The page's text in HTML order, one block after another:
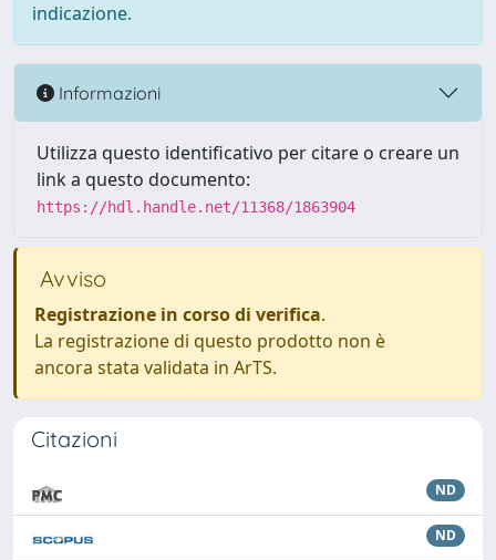
indicazione.
Informazioni
Utilizza questo identificativo per citare o creare un
link a questo documento:
https://hdl.handle.net/11368/1863904
Avviso
Registrazione in corso di verifica.
La registrazione di questo prodotto non è
ancora stata validata in ArTS.
Citazioni
ND
ND